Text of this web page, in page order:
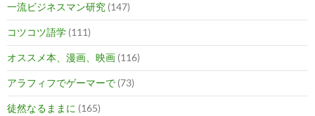
一流ビジネスマン研究 (147)
コツコツ語学 (111)
オススメ本、漫画、映画 (116)
アラフィフでゲーマーで (73)
徒然なるままに (165)